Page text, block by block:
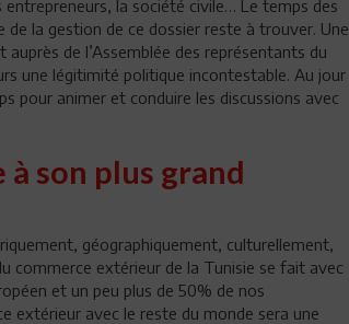
la société civile… Le temps des
de la gestion de ce dossier reste à trouver. Une
de l’Assemblée des représentants du
une légitimité politique incontestable. Au jour
pour animer et conduire les discussions avec
son plus grand
géographiquement, culturellement,
commerce extérieur de la Tunisie se fait avec
et un peu plus de 50% de nos
extérieur avec le reste du monde sera une